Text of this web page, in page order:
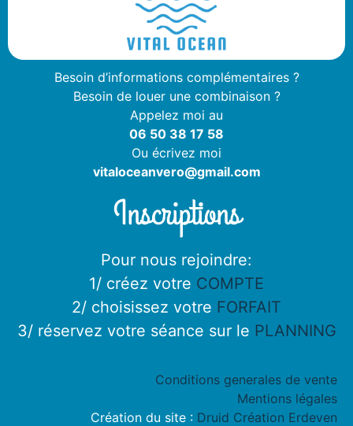
Besoin d’informations complémentaires ?
Besoin de louer une combinaison ?
Appelez moi au
06 50 38 17 58
Ou écrivez moi
vitaloceanvero@gmail.com
Inscriptions
Pour nous rejoindre:
1/ créez votre COMPTE
2/ choisissez votre FORFAIT
3/ réservez votre séance sur le PLANNING
Conditions generales de vente
Mentions légales
Création du site : Druid Création Erdeven